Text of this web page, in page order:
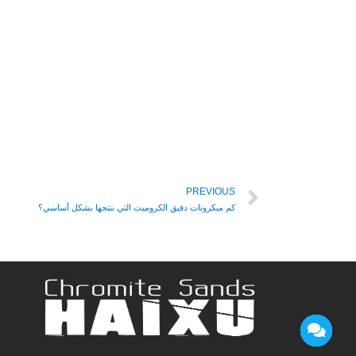
PREVIOUS
كم ميكرونات دقيق الكروميت التي ننتجها بشكل أساسي؟